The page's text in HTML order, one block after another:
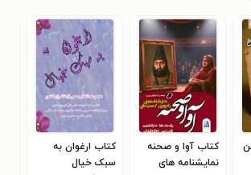
کتاب آوا و صحنه
نمایشنامه های
کتاب ارغوان به
سبک خیال